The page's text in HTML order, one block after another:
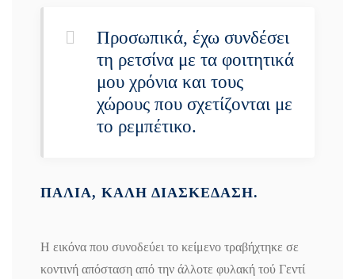
Προσωπικά, έχω συνδέσει
τη ρετσίνα με τα φοιτητικά
μου χρόνια και τους
χώρους που σχετίζονται με
το ρεμπέτικο.
ΠΑΛΙΑ, ΚΑΛΗ ΔΙΑΣΚΕΔΑΣΗ.
Η εικόνα που συνοδεύει το κείμενο τραβήχτηκε σε
κοντινή απόσταση από την άλλοτε φυλακή τού Γεντί